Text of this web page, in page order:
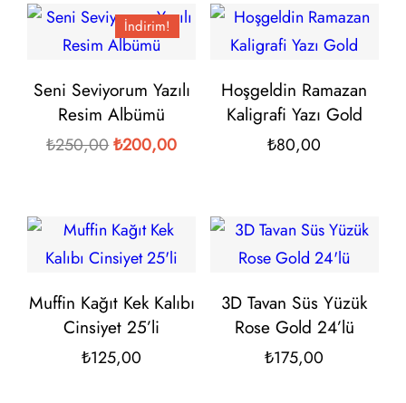
İndirim!
Seni Seviyorum Yazılı
Resim Albümü
₺250,00Orijinal
₺200,00Şu
₺200,00.
Hoşgeldin Ramazan
Kaligrafi Yazı Gold
₺80,00
Muffin Kağıt Kek Kalıbı
Cinsiyet 25’li
₺125,00
3D Tavan Süs Yüzük
Rose Gold 24’lü
₺175,00